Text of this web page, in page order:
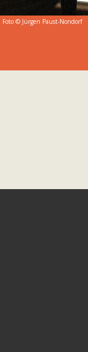
Foto © Jürgen Paust-Nondorf